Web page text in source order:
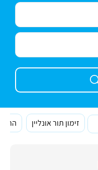
זימון תור אונליין